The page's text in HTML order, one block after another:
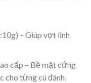
– Giúp vợt linh
cấp – Bề mặt cứng
cho từng cú đánh.